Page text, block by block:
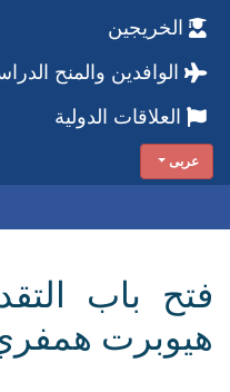
الخريجين
الوافدين والمنح
العلاقات الدولية
عربى
فتح باب
هيوبرت همفري